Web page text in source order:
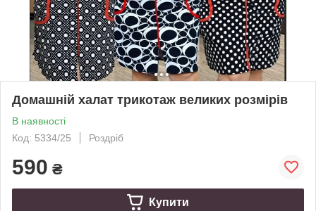
Домашній халат трикотаж великих розмірів
В наявності
Код: 5334/25
Роздріб
590 ₴
Купити